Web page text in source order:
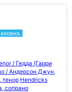
/ Гедда (Гарри
/ Андерсон Джун,
тенор Hendricks
сопрано